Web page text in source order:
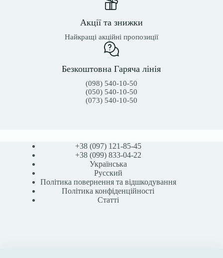
Акції та знижки
Найкращі акційні пропозиції
Безкоштовна Гаряча лінія
(098) 540-10-50
(050) 540-10-50
(073) 540-10-50
+38 (097) 121-85-45
+38 (099) 833-04-22
Українська
Русский
Політика повернення та відшкодування
Політика конфіденційності
Статті